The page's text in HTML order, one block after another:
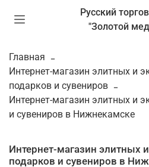
Русский
"Золотой
Главная
Интернет-магазин элитных и
подарков и сувениров
Интернет-магазин элитных и
и сувениров в Нижнекамске
Интернет-магазин элитных
подарков и сувениров в